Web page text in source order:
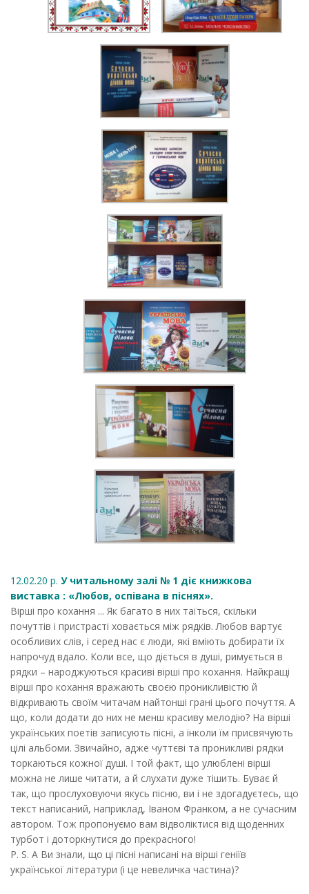
12.02.20 р. У читальному залі № 1 діє книжкова
виставка : «Любов, оспівана в піснях».
Вірші про кохання ... Як багато в них таїться, скільки
почуттів і пристрасті ховається між рядків. Любов вартує
особливих слів, і серед нас є люди, які вміють добирати їх
напрочуд вдало. Коли все, що діється в душі, римується в
рядки – народжуються красиві вірші про кохання. Найкращі
вірші про кохання вражають своєю проникливістю й
відкривають своїм читачам найтонші грані цього почуття. А
що, коли додати до них не менш красиву мелодію? На вірші
українських поетів записують пісні, а інколи їм присвячують
цілі альбоми. Звичайно, адже чуттєві та проникливі рядки
торкаються кожної душі. І той факт, що улюблені вірші
можна не лише читати, а й слухати дуже тішить. Буває й
так, що прослуховуючи якусь пісню, ви і не здогадуєтесь, що
текст написаний, наприклад, Іваном Франком, а не сучасним
автором. Тож пропонуємо вам відволіктися від щоденних
турбот і доторкнутися до прекрасного!
P. S. А Ви знали, що ці пісні написані на вірші геніїв
української літератури (і це невеличка частина)?